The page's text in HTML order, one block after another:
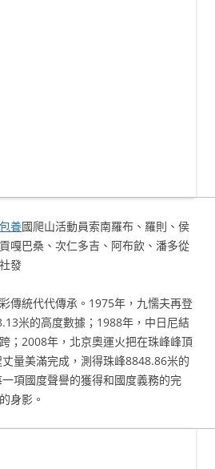
包養國爬山活動員索南羅布、羅則、侯
嘎巴桑、次仁多吉、阿布飲、潘多從
發
傳統代代傳承。1975年，九懦夫再登
米的高度數據；1988年，中日尼結
；2008年，北京奧運火把在珠峰峰頂
量美滿完成，測得珠峰8848.86米的
項國度聲譽的獲得和國度義務的完
身影。